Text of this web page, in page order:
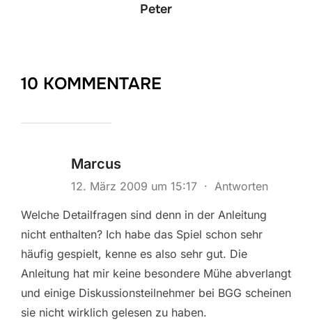
Peter
10 KOMMENTARE
Marcus
12. März 2009 um 15:17 · Antworten
Welche Detailfragen sind denn in der Anleitung
nicht enthalten? Ich habe das Spiel schon sehr
häufig gespielt, kenne es also sehr gut. Die
Anleitung hat mir keine besondere Mühe abverlangt
und einige Diskussionsteilnehmer bei BGG scheinen
sie nicht wirklich gelesen zu haben.